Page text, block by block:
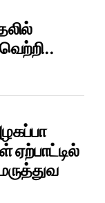
ஏற்பாட்டில்